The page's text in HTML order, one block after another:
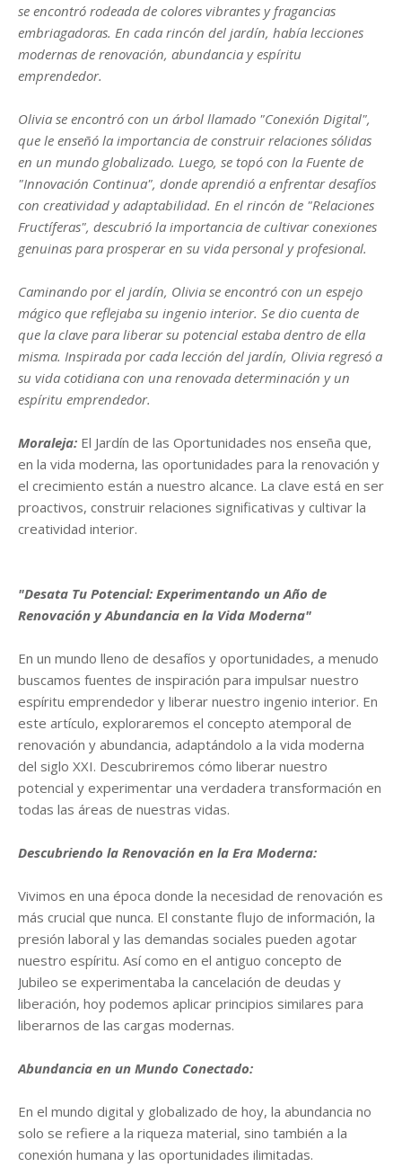
se encontró rodeada de colores vibrantes y fragancias
embriagadoras. En cada rincón del jardín, había lecciones
modernas de renovación, abundancia y espíritu
emprendedor.
Olivia se encontró con un árbol llamado "Conexión Digital",
que le enseñó la importancia de construir relaciones sólidas
en un mundo globalizado. Luego, se topó con la Fuente de
"Innovación Continua", donde aprendió a enfrentar desafíos
con creatividad y adaptabilidad. En el rincón de "Relaciones
Fructíferas", descubrió la importancia de cultivar conexiones
genuinas para prosperar en su vida personal y profesional.
Caminando por el jardín, Olivia se encontró con un espejo
mágico que reflejaba su ingenio interior. Se dio cuenta de
que la clave para liberar su potencial estaba dentro de ella
misma. Inspirada por cada lección del jardín, Olivia regresó a
su vida cotidiana con una renovada determinación y un
espíritu emprendedor.
Moraleja: El Jardín de las Oportunidades nos enseña que,
en la vida moderna, las oportunidades para la renovación y
el crecimiento están a nuestro alcance. La clave está en ser
proactivos, construir relaciones significativas y cultivar la
creatividad interior.
"Desata Tu Potencial: Experimentando un Año de
Renovación y Abundancia en la Vida Moderna"
En un mundo lleno de desafíos y oportunidades, a menudo
buscamos fuentes de inspiración para impulsar nuestro
espíritu emprendedor y liberar nuestro ingenio interior. En
este artículo, exploraremos el concepto atemporal de
renovación y abundancia, adaptándolo a la vida moderna
del siglo XXI. Descubriremos cómo liberar nuestro
potencial y experimentar una verdadera transformación en
todas las áreas de nuestras vidas.
Descubriendo la Renovación en la Era Moderna:
Vivimos en una época donde la necesidad de renovación es
más crucial que nunca. El constante flujo de información, la
presión laboral y las demandas sociales pueden agotar
nuestro espíritu. Así como en el antiguo concepto de
Jubileo se experimentaba la cancelación de deudas y
liberación, hoy podemos aplicar principios similares para
liberarnos de las cargas modernas.
Abundancia en un Mundo Conectado:
En el mundo digital y globalizado de hoy, la abundancia no
solo se refiere a la riqueza material, sino también a la
conexión humana y las oportunidades ilimitadas.